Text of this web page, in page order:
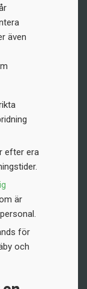
även
efter era
är
för
och